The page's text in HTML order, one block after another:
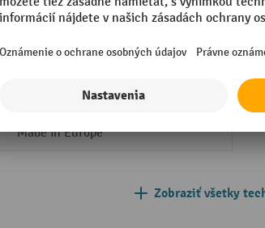
Plast
Made in Europe
Zobraziť všetky